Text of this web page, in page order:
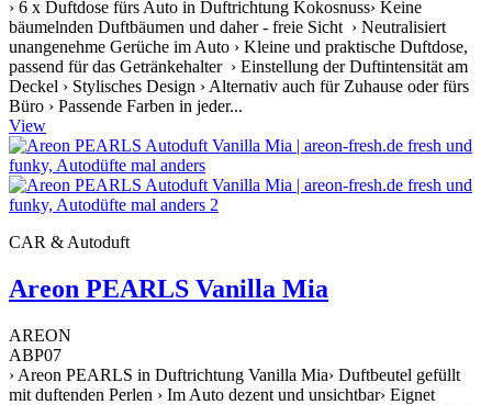
› 6 x Duftdose fürs Auto in Duftrichtung Kokosnuss› Keine
bäumelnden Duftbäumen und daher - freie Sicht › Neutralisiert
unangenehme Gerüche im Auto › Kleine und praktische Duftdose,
passend für das Getränkehalter › Einstellung der Duftintensität am
Deckel › Stylisches Design › Alternativ auch für Zuhause oder fürs
Büro › Passende Farben in jeder...
View
CAR & Autoduft
Areon PEARLS Vanilla Mia
AREON
ABP07
› Areon PEARLS in Duftrichtung Vanilla Mia› Duftbeutel gefüllt
mit duftenden Perlen › Im Auto dezent und unsichtbar› Eignet